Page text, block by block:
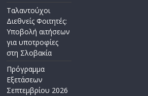
Ταλαντούχοι
Διεθνείς Φοιτητές:
Υποβολή αιτήσεων
για υποτροφίες
στη Σλοβακία
Πρόγραμμα
Εξετάσεων
Σεπτεμβρίου 2026